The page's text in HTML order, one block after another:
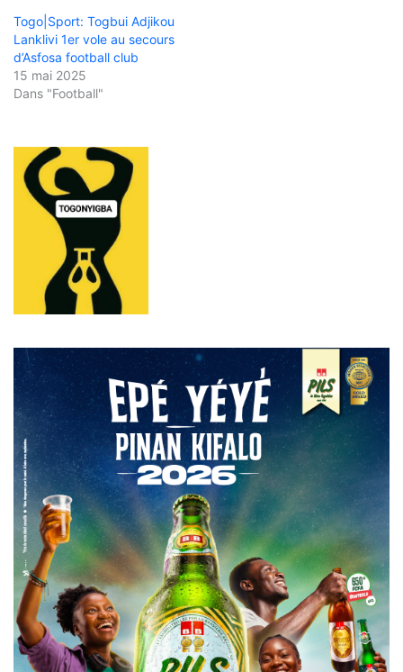
Togo|Sport: Togbui Adjikou
Lanklivi 1er vole au secours
d’Asfosa football club
15 mai 2025
Dans "Football"